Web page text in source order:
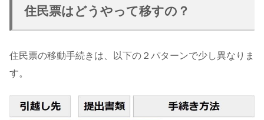
住民票はどうやって移すの？
住民票の移動手続きは、以下の２パターンで少し異なりま
す。